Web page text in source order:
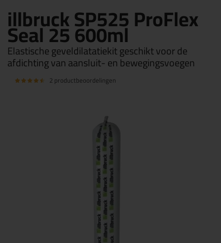
illbruck SP525 ProFlex
Seal 25 600ml
Elastische geveldilatatiekit geschikt voor de
afdichting van aansluit- en bewegingsvoegen
2 productbeoordelingen